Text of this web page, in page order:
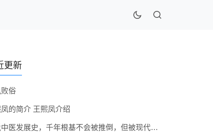
更新
俗
的简介 王熙凤介绍
细说中医发展史，千年根基不会被推倒，但被现代医疗模式堵住出路